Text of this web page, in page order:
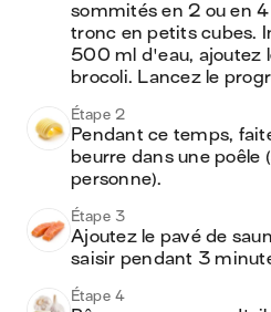
sommités en 2 ou en
tronc en petits cubes.
500 ml d'eau, ajoutez
brocoli. Lancez le
Étape 2
Pendant ce temps,
beurre dans une poêle
personne).
Étape 3
Ajoutez le pavé de
saisir pendant 3
Étape 4